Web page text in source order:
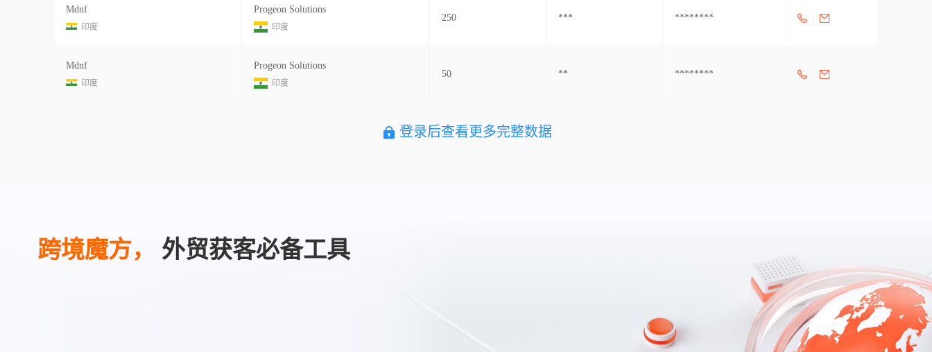
Mdnf
印度
Progeon Solutions
印度
250 *** ********
Mdnf
印度
Progeon Solutions
印度
50 ** ********
登录后查看更多完整数据
跨境魔方， 外贸获客必备工具